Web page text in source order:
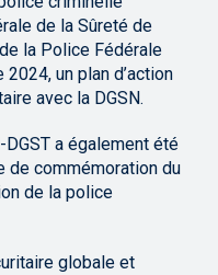
de la Sûreté de
la Police Fédérale
un plan d’action
avec la DGSN.
DGST a également été
de commémoration du
de la police
globale et